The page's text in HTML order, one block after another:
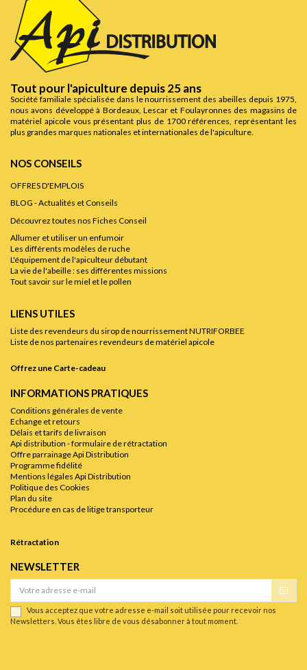
Tout pour l'apiculture depuis 25 ans
Société familiale spécialisée dans le nourrissement des abeilles depuis 1975,
nous avons développé à Bordeaux, Lescar et Foulayronnes des magasins de
matériel apicole vous présentant plus de 1700 références, représentant les
plus grandes marques nationales et internationales de l'apiculture.
NOS CONSEILS
OFFRES D'EMPLOIS
BLOG - Actualités et Conseils
Découvrez toutes nos Fiches Conseil
Allumer et utiliser un enfumoir
Les différents modèles de ruche
L'équipement de l'apiculteur débutant
La vie de l'abeille : ses différentes missions
Tout savoir sur le miel et le pollen
LIENS UTILES
Liste des revendeurs du sirop de nourrissement NUTRIFORBEE
Liste de nos partenaires revendeurs de matériel apicole
Offrez une Carte-cadeau
INFORMATIONS PRATIQUES
Conditions générales de vente
Echange et retours
Délais et tarifs de livraison
Api distribution - formulaire de rétractation
Offre parrainage Api Distribution
Programme fidélité
Mentions légales Api Distribution
Politique des Cookies
Plan du site
Procédure en cas de litige transporteur
Rétractation
NEWSLETTER
Vous acceptez que votre adresse e-mail soit utilisée pour recevoir nos
Newsletters. Vous êtes libre de vous désabonner à tout moment.